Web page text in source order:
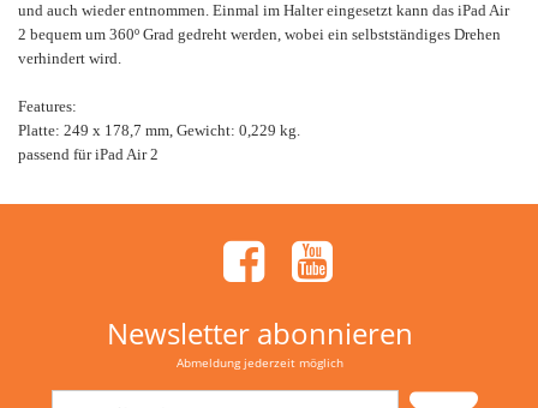
und auch wieder entnommen. Einmal im Halter eingesetzt kann das iPad Air
2 bequem um 360º Grad gedreht werden, wobei ein selbstständiges Drehen
verhindert wird.
Features:
Platte: 249 x 178,7 mm, Gewicht: 0,229 kg.
passend für iPad Air 2
Newsletter abonnieren
Abmeldung jederzeit möglich